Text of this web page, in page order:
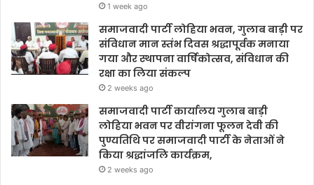
1 week ago
समाजवादी पार्टी लोहिया भवन, गुलाब बाड़ी पर
संविधान मान स्तंभ दिवस श्रद्धापूर्वक मनाया
गया और स्थापना वार्षिकोत्सव, संविधान की
रक्षा का लिया संकल्प
2 weeks ago
समाजवादी पार्टी कार्यालय गुलाब बाड़ी
लोहिया भवन पर वीरांगना फूलन देवी की
पुण्यतिथि पर समाजवादी पार्टी के नेताओं ने
किया श्रद्धांजलि कार्यक्रम,
2 weeks ago